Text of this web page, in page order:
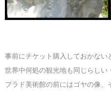
事前にチケット購入しておかない
世界中何処の観光地も同じらしい
プラド美術館の前にはゴヤの像、